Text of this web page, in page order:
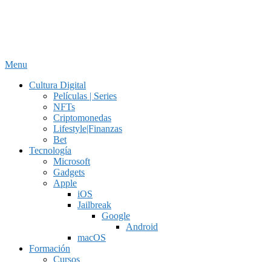
Menu
Cultura Digital
Películas | Series
NFTs
Criptomonedas
Lifestyle|Finanzas
Bet
Tecnología
Microsoft
Gadgets
Apple
iOS
Jailbreak
Google
Android
macOS
Formación
Cursos